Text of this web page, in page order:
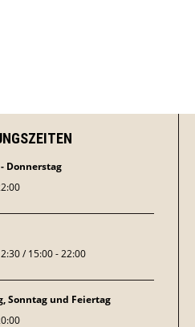
Donnerstag
/ 15:00 - 22:00
Sonntag und Feiertag